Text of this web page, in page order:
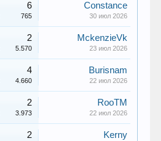
6
765
Constance
30 июл 2026
2
5.570
MckenzieVk
23 июл 2026
4
4.660
Burisnam
22 июл 2026
2
3.973
RooTM
22 июл 2026
2 Kerny